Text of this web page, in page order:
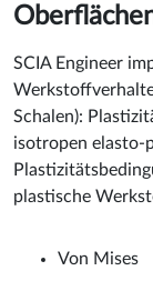
SCIA Engineer
Schalen):
isotropen elasto-
plastische
Von Mises